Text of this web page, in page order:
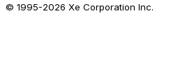
© 1995-2026 Xe Corporation Inc.